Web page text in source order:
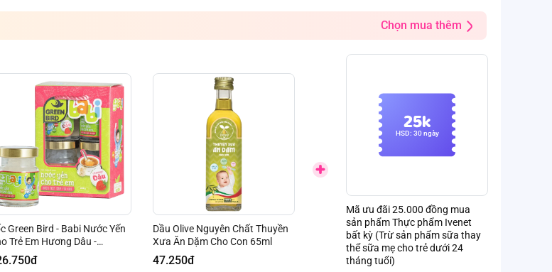
Chọn mua thêm
Green Bird - Babi Nước Yến
Trẻ Em Hương Dâu -
Dầu Olive Nguyên Chất Thuyền
Xưa Ăn Dặm Cho Con 65ml
47.250đ
25k
HSD: 30 ngày
Mã ưu đãi 25.000 đồng mua
sản phẩm Thực phẩm Ivenet
bất kỳ (Trừ sản phẩm sữa thay
thể sữa mẹ cho trẻ dưới 24
tháng tuổi)